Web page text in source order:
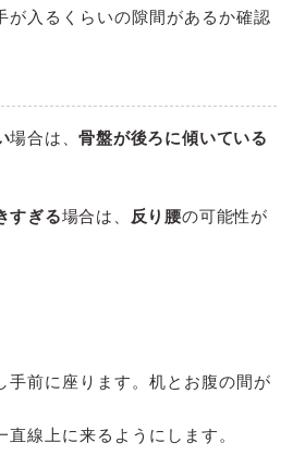
が入るくらいの隙間があるか確認
場合は、骨盤が後ろに傾いている
すぎる場合は、 反り腰の可能性が
手前に座ります。机とお腹の間が
直線上に来るようにします。